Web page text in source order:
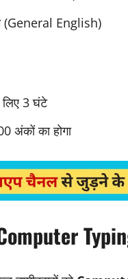
(General English)
3 घंटे
अंकों का होगा